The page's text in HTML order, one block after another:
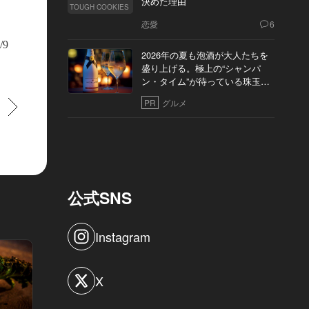
9
TOUGH COOKIES
恋愛 6
2026年の夏も泡酒が大人たちを
盛り上げる。極上の“シャンパ
ン・タイム”が待っている珠玉の
10軒
PR グルメ
公式SNS
Instagram
X